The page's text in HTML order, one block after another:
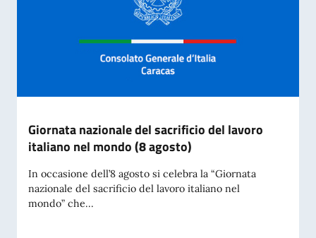
Giornata nazionale del sacrificio del lavoro
italiano nel mondo (8 agosto)
In occasione dell’8 agosto si celebra la “Giornata
nazionale del sacrificio del lavoro italiano nel
mondo” che...